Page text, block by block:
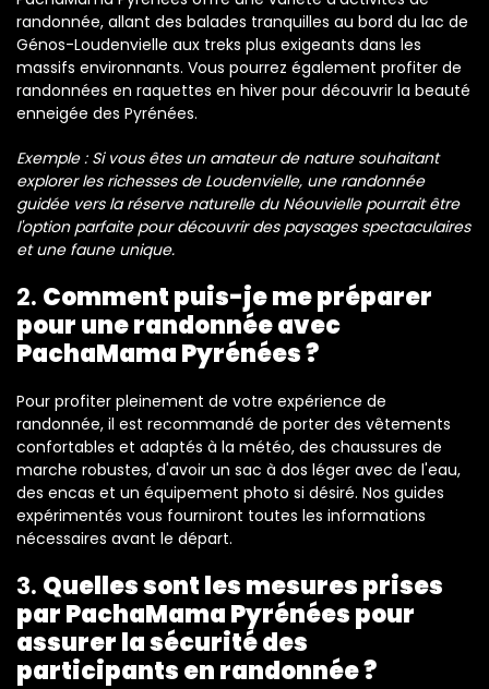
randonnée, allant des balades tranquilles au bord du lac de
Génos-Loudenvielle aux treks plus exigeants dans les
massifs environnants. Vous pourrez également profiter de
randonnées en raquettes en hiver pour découvrir la beauté
enneigée des Pyrénées.
Exemple : Si vous êtes un amateur de nature souhaitant
explorer les richesses de Loudenvielle, une randonnée
guidée vers la réserve naturelle du Néouvielle pourrait être
l'option parfaite pour découvrir des paysages spectaculaires
et une faune unique.
2. Comment puis-je me préparer
pour une randonnée avec
PachaMama Pyrénées ?
Pour profiter pleinement de votre expérience de
randonnée, il est recommandé de porter des vêtements
confortables et adaptés à la météo, des chaussures de
marche robustes, d'avoir un sac à dos léger avec de l'eau,
des encas et un équipement photo si désiré. Nos guides
expérimentés vous fourniront toutes les informations
nécessaires avant le départ.
3. Quelles sont les mesures prises
par PachaMama Pyrénées pour
assurer la sécurité des
participants en randonnée ?